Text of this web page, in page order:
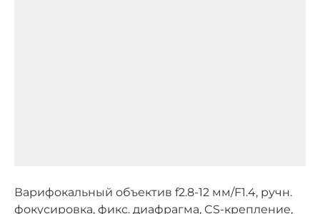
Варифокальный объектив f2.8-12 мм/F1.4, ручн.
фокусировка, фикс. диафрагма, CS-крепление,